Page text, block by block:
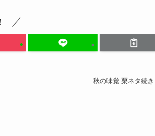
秋の味覚 栗ネタ続き